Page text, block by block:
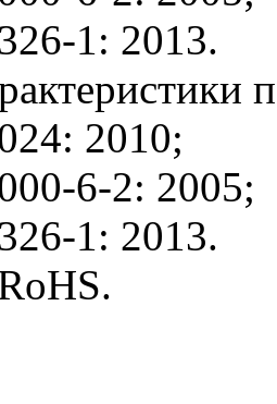
1: 2013.
2010;
6-2: 2005;
1: 2013.